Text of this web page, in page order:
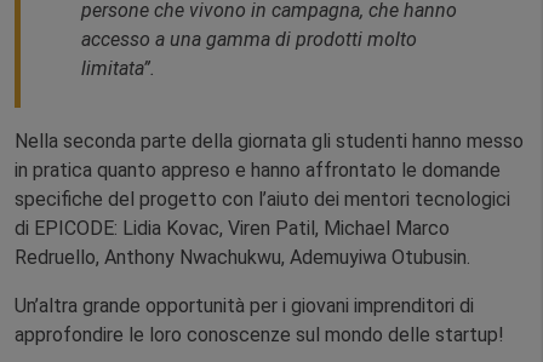
persone che vivono in campagna, che hanno
accesso a una gamma di prodotti molto
limitata”.
Nella seconda parte della giornata gli studenti hanno messo
in pratica quanto appreso e hanno affrontato le domande
specifiche del progetto con l’aiuto dei mentori tecnologici
di EPICODE: Lidia Kovac, Viren Patil, Michael Marco
Redruello, Anthony Nwachukwu, Ademuyiwa Otubusin.
Un’altra grande opportunità per i giovani imprenditori di
approfondire le loro conoscenze sul mondo delle startup!